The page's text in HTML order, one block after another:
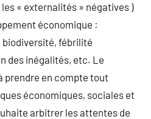
« externalités » négatives )
économique :
biodiversité, fébrilité
des inégalités, etc. Le
prendre en compte tout
économiques, sociales et
arbitrer les attentes de